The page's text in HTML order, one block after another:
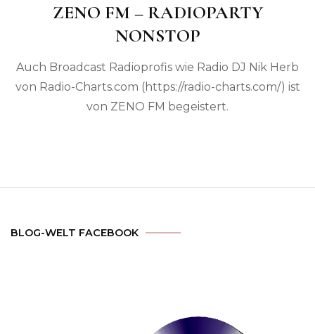
ZENO FM – RADIOPARTY
NONSTOP
Auch Broadcast Radioprofis wie Radio DJ Nik Herb
von Radio-Charts.com (https://radio-charts.com/) ist
von ZENO FM begeistert.
BLOG-WELT FACEBOOK